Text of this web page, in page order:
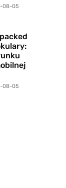
08-05
08-05